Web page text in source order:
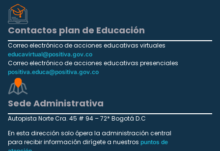
Contactos plan de Educación
Correo electrónico de acciones educativas virtuales
educavirtual@positiva.gov.co
Correo electrónico de acciones educativas presenciales
positiva.educa@positiva.gov.co
Sede Administrativa
Autopista Norte Cra. 45 # 94 – 72* Bogotá D.C
En esta dirección solo ópera la administración central
para recibir información dirígete a nuestros puntos de